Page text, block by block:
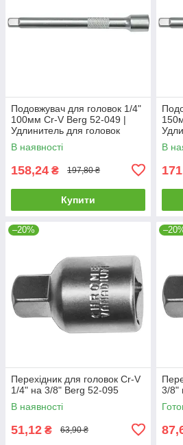
Подовжувач для головок 1/4"
100мм Cr-V Berg 52-049 |
Удлинитель для головок
воротков трещеток
В наявності
158,24 ₴ 197,80 ₴
Купити
В
–20%
Перехідник для головок Cr-V
1/4" на 3/8" Berg 52-095
В наявності
51,12 ₴ 63,90 ₴
3/8"